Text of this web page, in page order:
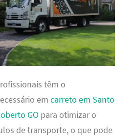
têm o
em carreto em Santo
GO para otimizar o
de transporte, o que pode